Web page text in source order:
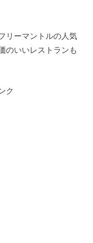
リーマントルの人気
のいいレストランも
ク